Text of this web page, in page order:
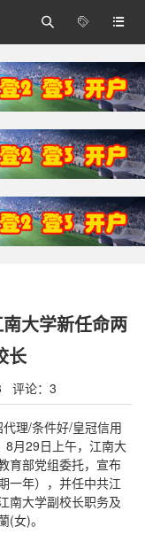



大学新任命两
长
评论：3
理/条件好/皇冠信用
8月29日上午，江南大
育部党组委托，宣布
一年），并任中共江
南大学副校长职务及
女)。